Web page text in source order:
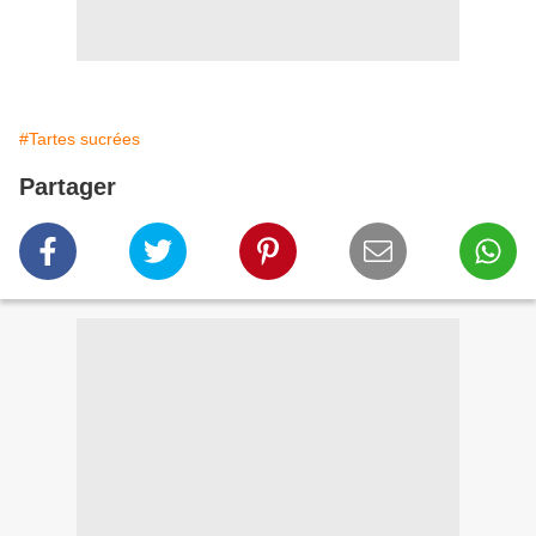
#Tartes sucrées
Partager